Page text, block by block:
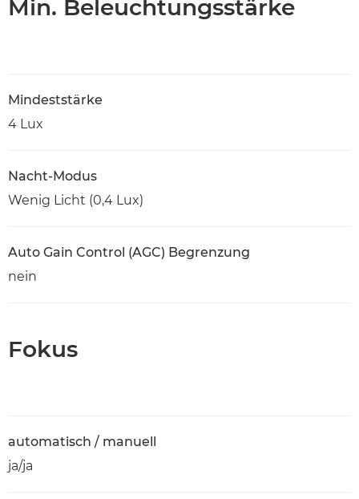
Min. Beleuchtungsstärke
Mindeststärke
4 Lux
Nacht-Modus
Wenig Licht (0,4 Lux)
Auto Gain Control (AGC) Begrenzung
nein
Fokus
automatisch / manuell
ja/ja